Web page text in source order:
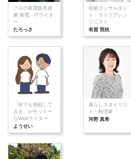
プロの家電販売員
兼 家電・ITライタ
ー
たろっさ
収納コンサルタン
ト・ライフアレン
ジニスト
有賀 照枝
「何でも挑戦して
みる」がモットー
なWebライター
ようせい
暮らしスタイリス
ト・料理家
河野 真希